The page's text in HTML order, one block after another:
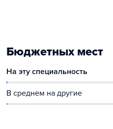
Бюджетных мест
На эту специальность
В среднем на другие